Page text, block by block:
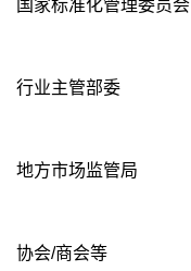
国家标准化管理委员会
行业主管部委
地方市场监管局
协会/商会等